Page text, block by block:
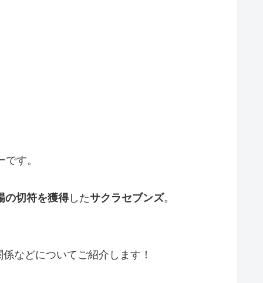
です。
の切符を獲得したサクラセブンズ。
などについてご紹介します！